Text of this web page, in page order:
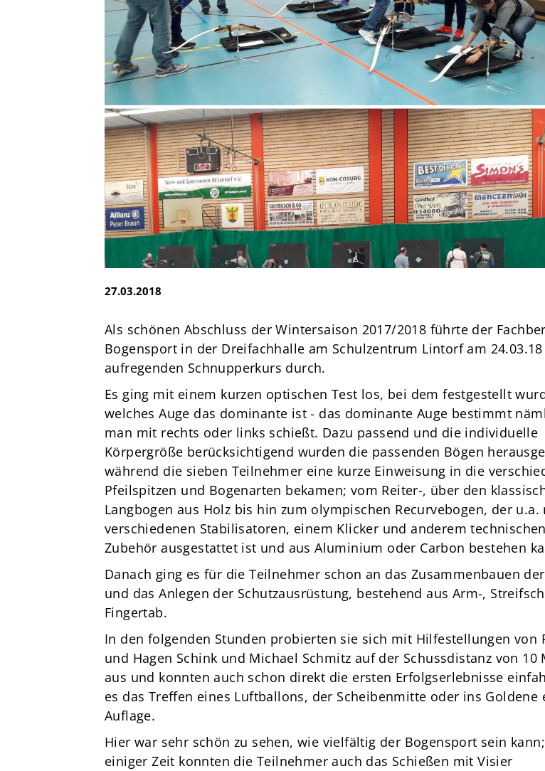
27.03.2018
Als schönen Abschluss der Wintersaison 2017/2018 führte der
Bogensport in der Dreifachhalle am Schulzentrum Lintorf am
aufregenden Schnupperkurs durch.
Es ging mit einem kurzen optischen Test los, bei dem festgestellt
welches Auge das dominante ist - das dominante Auge bestimmt
man mit rechts oder links schießt. Dazu passend und die individuelle
Körpergröße berücksichtigend wurden die passenden Bögen
während die sieben Teilnehmer eine kurze Einweisung in die
Pfeilspitzen und Bogenarten bekamen; vom Reiter-, über den
Langbogen aus Holz bis hin zum olympischen Recurvebogen, der u.a.
verschiedenen Stabilisatoren, einem Klicker und anderem technischen
Zubehör ausgestattet ist und aus Aluminium oder Carbon bestehen
Danach ging es für die Teilnehmer schon an das Zusammenbauen
und das Anlegen der Schutzausrüstung, bestehend aus Arm-,
Fingertab.
In den folgenden Stunden probierten sie sich mit Hilfestellungen von
und Hagen Schink und Michael Schmitz auf der Schussdistanz von 10
aus und konnten auch schon direkt die ersten Erfolgserlebnisse
es das Treffen eines Luftballons, der Scheibenmitte oder ins Goldene
Auflage.
Hier war sehr schön zu sehen, wie vielfältig der Bogensport sein
einiger Zeit konnten die Teilnehmer auch das Schießen mit Visier
Turn- und Sportverein 08 Lintorf
e.V.
Brandsheide 30
40885 Ratingen
Deutschland
T: 0 21 02 74 00 50
E: mail@tus08lintorf.de
News
Termine
Über den TuS
Das sind wir
Sportarten
Sportsuche
TuSfit